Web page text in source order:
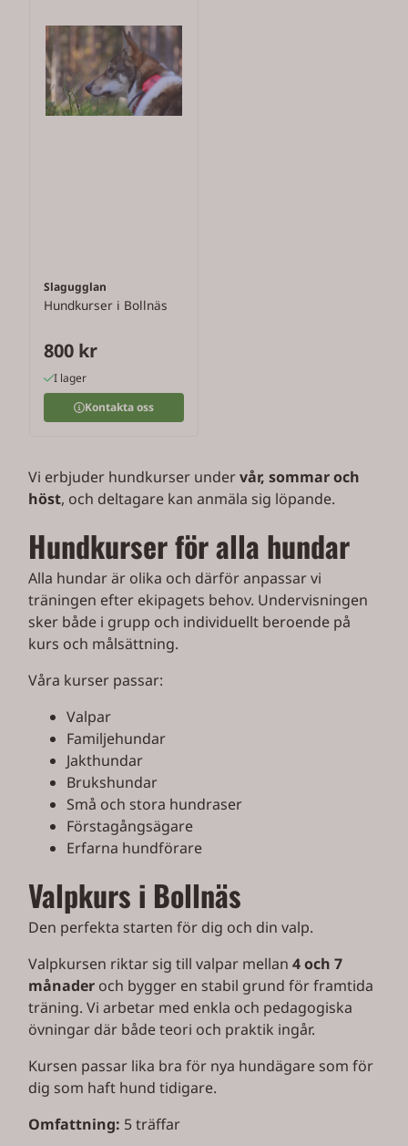
Slagugglan
Hundkurser i Bollnäs
800 kr
I lager
Kontakta oss
Vi erbjuder hundkurser undervår, sommar och
höst, och deltagare kan anmäla sig löpande.
Hundkurser för alla hundar
Alla hundar är olika och därför anpassar vi
träningen efter ekipagets behov. Undervisningen
sker både i grupp och individuellt beroende på
kurs och målsättning.
Våra kurser passar:
Valpar
Familjehundar
Jakthundar
Brukshundar
Små och stora hundraser
Förstagångsägare
Erfarna hundförare
Valpkurs i Bollnäs
Den perfekta starten för dig och din valp.
Valpkursen riktar sig till valpar mellan 4 och 7
månader och bygger en stabil grund för framtida
träning. Vi arbetar med enkla och pedagogiska
övningar där både teori och praktik ingår.
Kursen passar lika bra för nya hundägare som för
dig som haft hund tidigare.
Omfattning: 5 träffar